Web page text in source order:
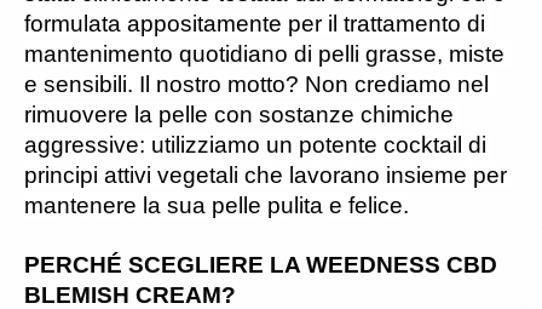
formulata appositamente per il trattamento di
mantenimento quotidiano di pelli grasse, miste
e sensibili. Il nostro motto? Non crediamo nel
rimuovere la pelle con sostanze chimiche
aggressive: utilizziamo un potente cocktail di
principi attivi vegetali che lavorano insieme per
mantenere la sua pelle pulita e felice.
PERCHÉ SCEGLIERE LA WEEDNESS CBD
BLEMISH CREAM?